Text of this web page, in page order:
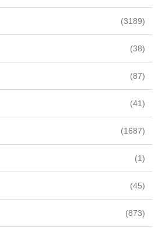
(3189)
(38)
(87)
(41)
(1687)
(1)
(45)
(873)